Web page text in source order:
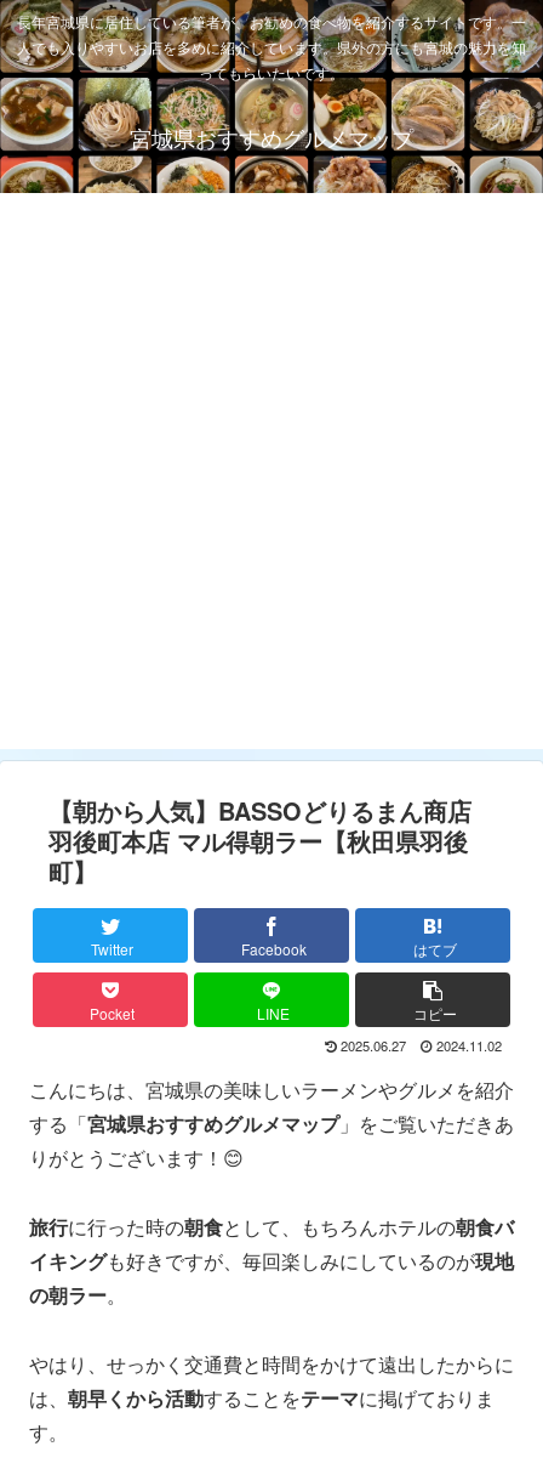
長年宮城県に居住している筆者が、お勧めの食べ物を紹介するサイトです。一
人でも入りやすいお店を多めに紹介しています。県外の方にも宮城の魅力を知
ってもらいたいです。
宮城県おすすめグルメマップ
【朝から人気】BASSOどりるまん商店
羽後町本店 マル得朝ラー【秋田県羽後
町】
Twitter Facebook はてブ
Pocket LINE コピー
2025.06.27 2024.11.02
こんにちは、宮城県の美味しいラーメンやグルメを紹介
する「宮城県おすすめグルメマップ」をご覧いただきあ
りがとうございます！😊
旅行に行った時の朝食として、もちろんホテルの朝食バ
イキングも好きですが、毎回楽しみにしているのが現地
の朝ラー。
やはり、せっかく交通費と時間をかけて遠出したからに
は、 朝早くから活動することをテーマに掲げておりま
す。